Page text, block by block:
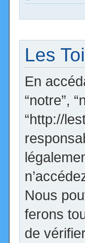
Les
En
“notre”,
“http://
Nous
ferons
de